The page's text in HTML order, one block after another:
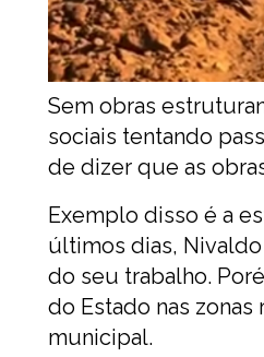
Sem obras
sociais tentando
de dizer que as
Exemplo disso é a
últimos dias,
do seu trabalho.
do Estado nas
municipal.